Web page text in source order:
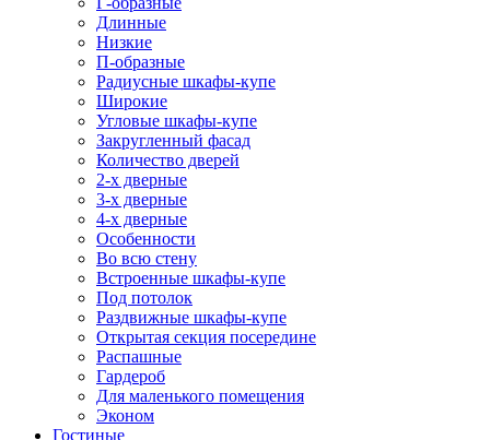
Длинные
Низкие
П-образные
Радиусные шкафы-купе
Широкие
Угловые шкафы-купе
Закругленный фасад
Количество дверей
2-х дверные
3-х дверные
4-х дверные
Особенности
Во всю стену
Встроенные шкафы-купе
Под потолок
Раздвижные шкафы-купе
Открытая секция посередине
Распашные
Гардероб
Для маленького помещения
Эконом
Гостиные